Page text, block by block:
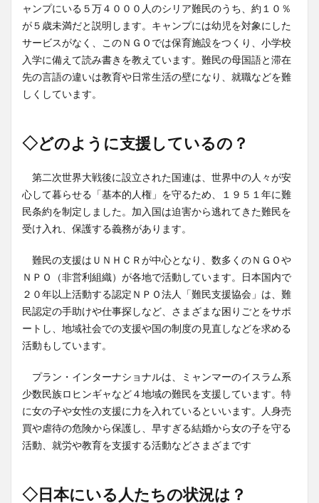
ャンプにいる５万４０００人のシリア難民のうち、約１０％
が５歳未満だと説明します。キャンプには幼児を対象にした
サービスがなく、このＮＧＯでは保育施設をつくり、小学校
入学に備えて読み書きを教えています。難民の母国語と滞在
先の言語の違いは教育や日常生活の壁になり、就職などを難
しくしています。
◇どのように支援しているの？
第二次世界大戦後に設立された国連は、世界中の人々が安
心して暮らせる「基本的人権」を守るため、１９５１年に難
民条約を制定しました。加入国は迫害から逃れてきた難民を
受け入れ、保護する義務があります。
難民の支援はＵＮＨＣＲが中心となり、数多くのＮＧＯや
ＮＰＯ（非営利組織）が各地で活動しています。日本国内で
２０年以上活動する認定ＮＰＯ法人「難民支援協会」は、難
民認定の手助けや仕事探しなど、さまざまな困りごとをサポ
ートし、地域社会での支援や国の制度の見直しなどを求める
活動もしています。
プラン・インターナショナルは、ミャンマーのイスラム系
少数民族ロヒンギャなど４地域の難民を支援しています。特
に女の子や女性の支援に力を入れているといいます。人身売
買や虐待の危険から保護し、早すぎる結婚から女の子を守る
活動、就労や教育を支援する活動などさまざまです
◇日本にいる人たちの状況は？